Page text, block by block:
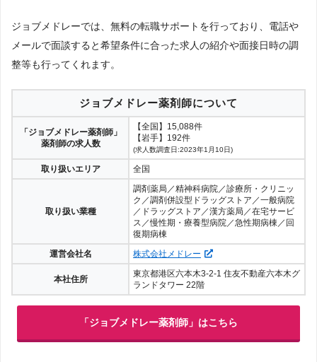
ジョブメドレーでは、無料の転職サポートを行っており、電話や
メールで面談すると希望条件に合った求人の紹介や面接日時の調
整等も行ってくれます。
ジョブメドレー薬剤師について
「ジョブメドレー薬剤師」
薬剤師の求人数
【全国】15,088件
【岩手】192件
(求人数調査日:2023年1月10日)
取り扱いエリア 全国
取り扱い業種
調剤薬局／精神科病院／診療所・クリニッ
ク／調剤併設型ドラッグストア／一般病院
／ドラッグストア／漢方薬局／在宅サービ
ス／慢性期・療養型病院／急性期病棟／回
復期病棟
運営会社名
株式会社メドレー
本社住所
東京都港区六本木3-2-1 住友不動産六本木グ
ランドタワー 22階
「ジョブメドレー薬剤師」はこちら